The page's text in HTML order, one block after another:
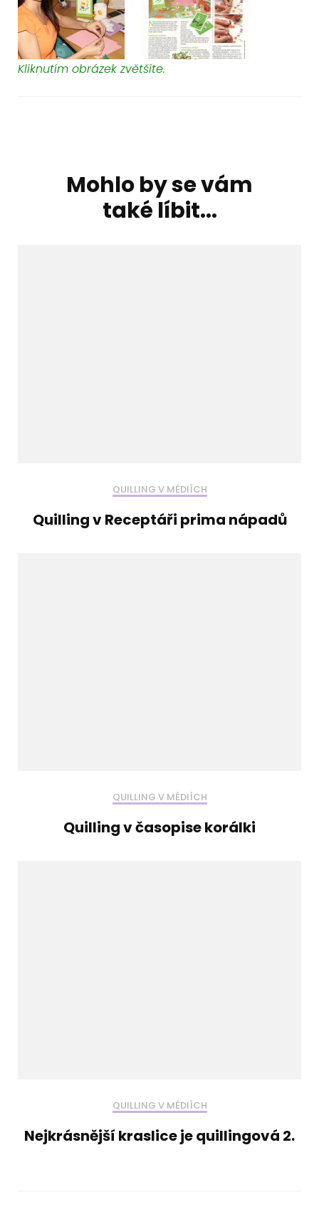
Kliknutím obrázek zvětšíte.
Mohlo by se vám
také líbit...
QUILLING V MÉDIÍCH
Quilling v Receptáři prima nápadů
QUILLING V MÉDIÍCH
Quilling v časopise korálki
QUILLING V MÉDIÍCH
Nejkrásnější kraslice je quillingová 2.